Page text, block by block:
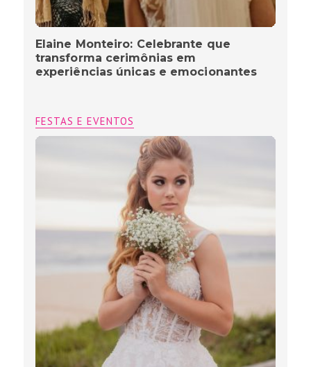
Elaine Monteiro: Celebrante que
transforma cerimônias em
experiências únicas e emocionantes
FESTAS E EVENTOS